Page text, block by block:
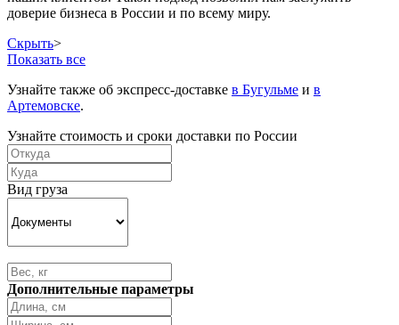
доверие бизнеса в России и по всему миру.
Скрыть>
Показать все
Узнайте также об экспресс-доставке в Бугульме и в
Артемовске.
Узнайте стоимость и сроки доставки по России
Вид груза
Дополнительные параметры